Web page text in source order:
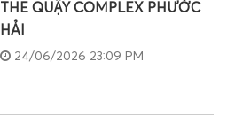
THE QUẬY COMPLEX PHƯỚC
HẢI
24/06/2026 23:09 PM